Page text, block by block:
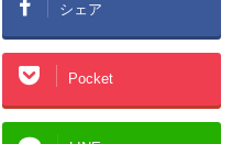
シェア
Pocket